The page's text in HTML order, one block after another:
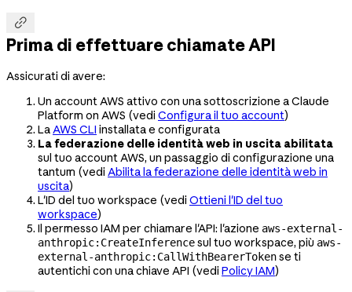

Prima di effettuare chiamate API
Assicurati di avere:
Un account AWS attivo con una sottoscrizione a Claude
Platform on AWS (vedi Configura il tuo account)
LaAWS CLI installata e configurata
La federazione delle identità web in uscita abilitata
sul tuo account AWS, un passaggio di configurazione una
tantum (vedi Abilita la federazione delle identità web in
uscita)
L'ID del tuo workspace (vedi Ottieni l'ID del tuo
workspace)
Il permesso IAM per chiamare l'API: l'azione aws-external-
anthropic:CreateInferencesul tuo workspace, più aws-
external-anthropic:CallWithBearerTokense ti
autentichi con una chiave API (vedi Policy IAM)